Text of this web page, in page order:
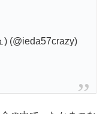
(@ieda57crazy)